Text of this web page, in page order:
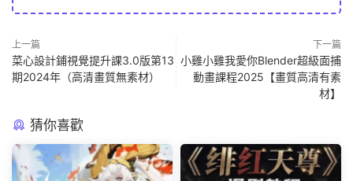
上一篇
菜心設計鋪視覺提升課3.0版第13
期2024年（高清畫質無素材）
下一篇
小雞小雞我愛你Blender超級面捕
動畫課程2025【畫質高清有素
材】
猜你喜歡